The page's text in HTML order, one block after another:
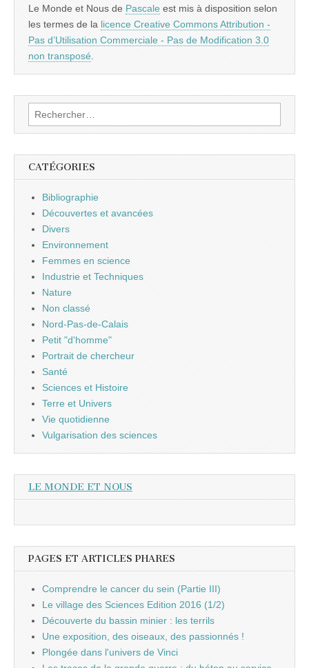
Le Monde et Nous de Pascale est mis à disposition selon
les termes de la licence Creative Commons Attribution -
Pas d’Utilisation Commerciale - Pas de Modification 3.0
non transposé
Rechercher :
CATÉGORIES
Bibliographie
Découvertes et avancées
Divers
Environnement
Femmes en science
Industrie et Techniques
Nature
Non classé
Nord-Pas-de-Calais
Petit "d'homme"
Portrait de chercheur
Santé
Sciences et Histoire
Terre et Univers
Vie quotidienne
Vulgarisation des sciences
LE MONDE ET NOUS
PAGES ET ARTICLES PHARES
Comprendre le cancer du sein (Partie III)
Le village des Sciences Edition 2016 (1/2)
Découverte du bassin minier : les terrils
Une exposition, des oiseaux, des passionnés !
Plongée dans l'univers de Vinci